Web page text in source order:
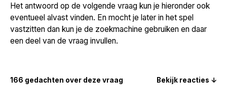
Het antwoord op de volgende vraag kun je hieronder ook
eventueel alvast vinden. En mocht je later in het spel
vastzitten dan kun je de zoekmachine gebruiken en daar
een deel van de vraag invullen.
166 gedachten over deze vraag Bekijk reacties ↓